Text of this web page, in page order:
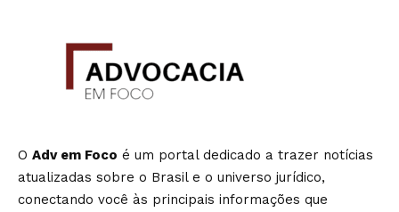
O Adv em Foco é um portal dedicado a trazer notícias
atualizadas sobre o Brasil e o universo jurídico,
conectando você às principais informações que